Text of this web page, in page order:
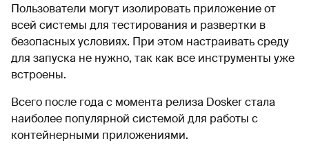
Пользователи могут изолировать приложение от
всей системы для тестирования и развертки в
безопасных условиях. При этом настраивать среду
для запуска не нужно, так как все инструменты уже
встроены.
Всего после года с момента релиза Dosker стала
наиболее популярной системой для работы с
контейнерными приложениями.